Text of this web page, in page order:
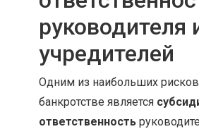
руководителя
учредителей
Одним из наибольших
банкротстве является
ответственность